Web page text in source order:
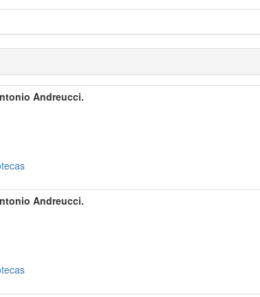
Andreucci.
Andreucci.